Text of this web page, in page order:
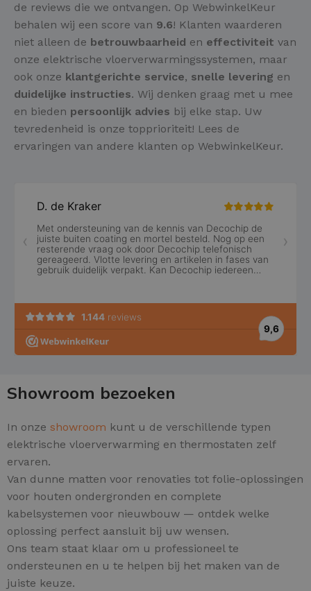
de reviews die we ontvangen. Op WebwinkelKeur
behalen wij een score van 9.6! Klanten waarderen
niet alleen de betrouwbaarheid en effectiviteit van
onze elektrische vloerverwarmingssystemen, maar
ook onze klantgerichte service, snelle levering en
duidelijke instructies. Wij denken graag met u mee
en bieden persoonlijk advies bij elke stap. Uw
tevredenheid is onze topprioriteit! Lees de
ervaringen van andere klanten op WebwinkelKeur.
Showroom bezoeken
In onze showroom kunt u de verschillende typen
elektrische vloerverwarming en thermostaten zelf
ervaren.
Van dunne matten voor renovaties tot folie-oplossingen
voor houten ondergronden en complete
kabelsystemen voor nieuwbouw — ontdek welke
oplossing perfect aansluit bij uw wensen.
Ons team staat klaar om u professioneel te
ondersteunen en u te helpen bij het maken van de
juiste keuze.